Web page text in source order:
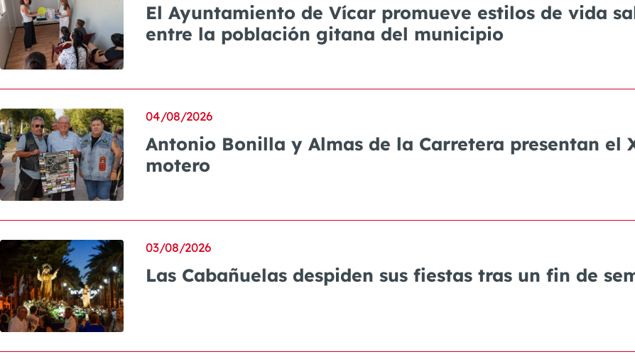
El Ayuntamiento de Vícar promueve estilos de vida
entre la población gitana del municipio
Antonio Bonilla y Almas de la Carretera presentan
motero
04/08/2026
Las Cabañuelas despiden sus fiestas tras un fin de
03/08/2026